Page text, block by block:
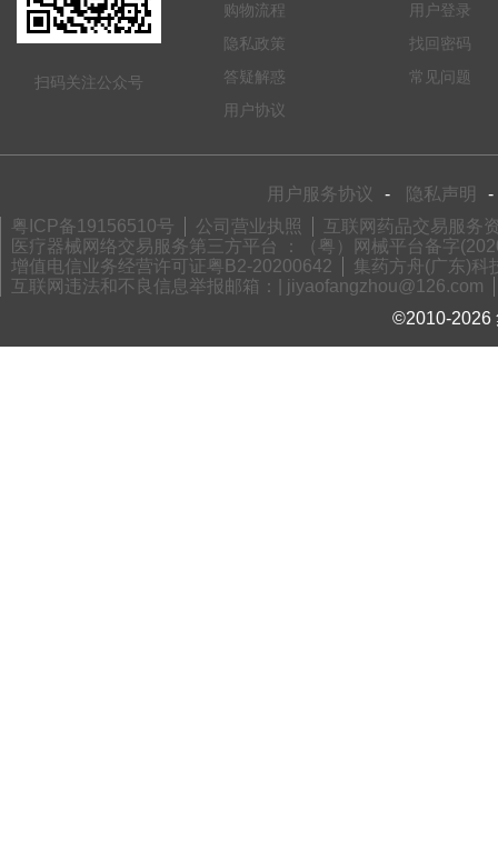
扫码关注公众号
购物流程
隐私政策
答疑解惑
用户协议
用户登录
找回密码
常见问题
用户服务协议 - 隐私声明
-
粤ICP备19156510号
公司营业执照
互联网药品交易服务
医疗器械网络交易服务第三方平台 ：（粤）网械平台备字
增值电信业务经营许可证粤B2-20200642
集药方舟(广东)科
互联网违法和不良信息举报邮箱：| jiyaofangzhou@126.com
©2010-2026